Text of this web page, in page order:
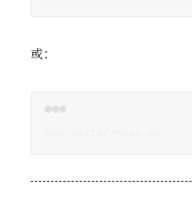
或：